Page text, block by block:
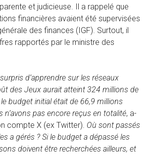
et judicieuse. Il a rappelé que
financières avaient été supervisées
des finances (IGF). Surtout, il
rapportés par le ministre des
d’apprendre sur les réseaux
des Jeux aurait atteint 324 millions de
budget initial était de 66,9 millions
n’avons pas encore reçus en totalité, a-
compte X (ex Twitter). Où sont passés
a gérés ? Si le budget a dépassé les
doivent être recherchées ailleurs, et